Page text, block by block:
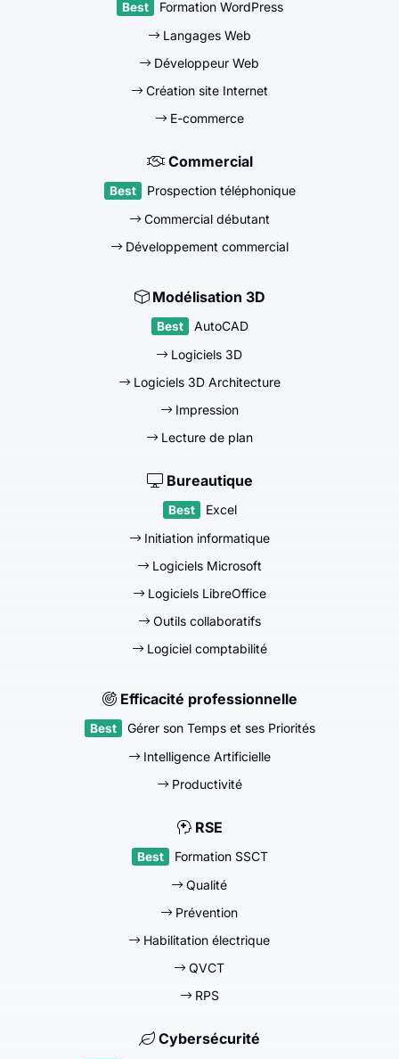
Formation WordPress
Langages Web
Développeur Web
Création site Internet
E-commerce
Commercial
Prospection téléphonique
Commercial débutant
Développement commercial
Modélisation 3D
AutoCAD
Logiciels 3D
Logiciels 3D Architecture
Impression
Lecture de plan
Bureautique
Excel
Initiation informatique
Logiciels Microsoft
Logiciels LibreOffice
Outils collaboratifs
Logiciel comptabilité
Efficacité professionnelle
Gérer son Temps et ses Priorités
Intelligence Artificielle
Productivité
RSE
Formation SSCT
Qualité
Prévention
Habilitation électrique
QVCT
RPS
Cybersécurité